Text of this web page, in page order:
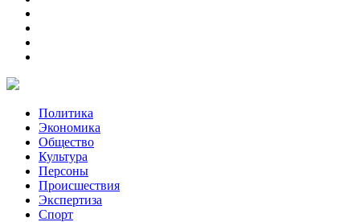
Политика
Экономика
Общество
Культура
Персоны
Происшествия
Экспертиза
Спорт